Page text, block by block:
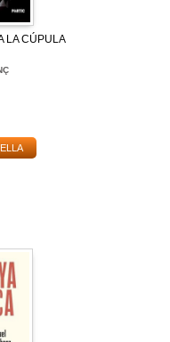
LA CÚPULA